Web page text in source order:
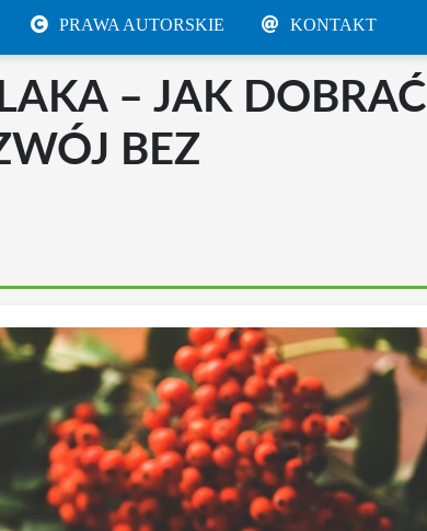
PRAWA AUTORSKIE KONTAKT
– JAK DOBRAĆ
BEZ